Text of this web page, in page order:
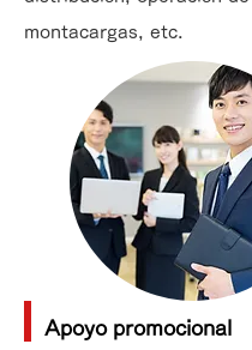
montacargas, etc.
Apoyo promocional